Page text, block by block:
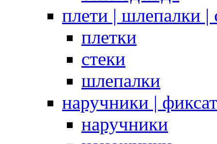
плети | шлепалки |
плетки
стеки
шлепалки
наручники |
наручники